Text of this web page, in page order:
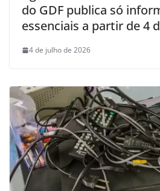
do GDF publica só
essenciais a partir de 4
4 de julho de 2026